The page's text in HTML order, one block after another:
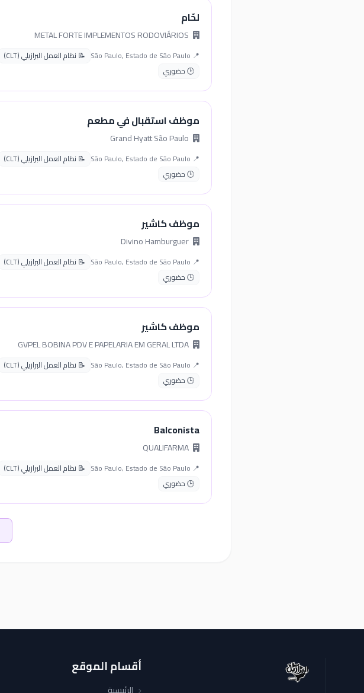
لحّام
📍 São Paulo, Estado de São Paulo
📝 نظام العمل البرازيلي (CLT)
🕒 حضوري
موظف استقبال في مطعم
📍 São Paulo, Estado de São Paulo
📝 نظام العمل البرازيلي (CLT)
🕒 حضوري
موظف كاشير
📍 São Paulo, Estado de São Paulo
📝 نظام العمل البرازيلي (CLT)
🕒 حضوري
موظف كاشير
📍 São Paulo, Estado de São Paulo
📝 نظام العمل البرازيلي (CLT)
🕒 حضوري
Balconista
📍 São Paulo, Estado de São Paulo
📝 نظام العمل البرازيلي (CLT)
🕒 حضوري
أقسام الموقع